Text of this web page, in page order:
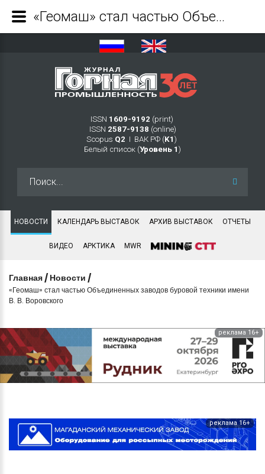
ISSN 1609-9192 (print)
ISSN 2587-9138 (online)
Scopus Q2 Ι ВАК РФ (K1 )
Белый список (Уровень 1 )
НОВОСТИ КАЛЕНДАРЬ ВЫСТАВОК АРХИВ ВЫСТАВОК ОТЧЕТЫ
ВИДЕО АРКТИКА MWR
Главная / Новости /
«Геомаш» стал частью Объединенных заводов буровой техники имени
В. В. Воровского
реклама 16+
реклама 16+
«Геомаш» стал частью Объединенных заводов буровой техники имени В. В. Воровского - Журнал Горная промышленность